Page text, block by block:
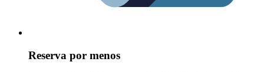
Reserva por menos